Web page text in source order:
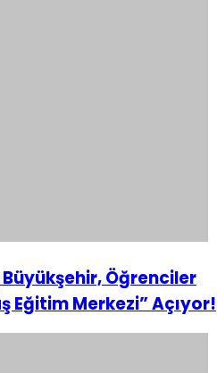
Öğrenciler
Eğitim Merkezi” Açıyor!